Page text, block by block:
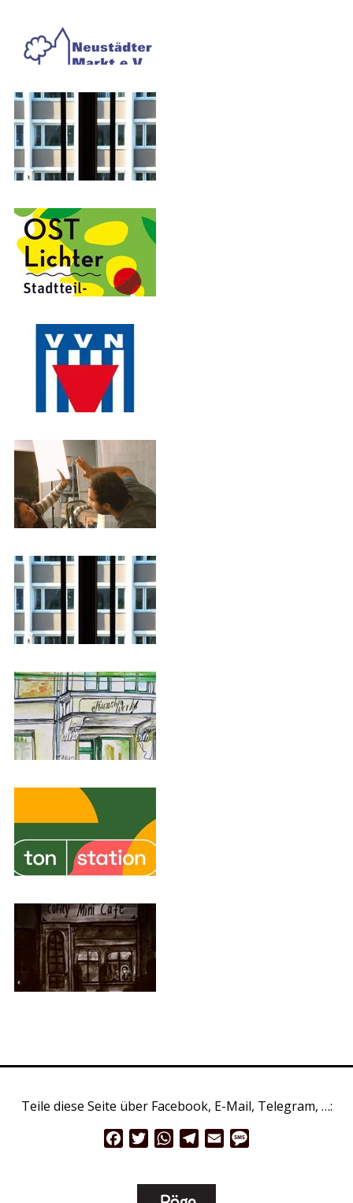
Teile diese Seite über Facebook, E-Mail, Telegram, …:
FacebookTwitterWhatsApp
Telegram
Email